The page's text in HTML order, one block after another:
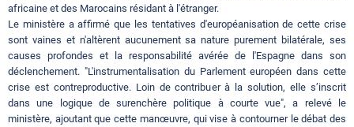
africaine et des Marocains résidant à l'étranger.
Le ministère a affirmé que les tentatives d'européanisation de cette crise
sont vaines et n'altèrent aucunement sa nature purement bilatérale, ses
causes profondes et la responsabilité avérée de l'Espagne dans son
déclenchement. "L'instrumentalisation du Parlement européen dans cette
crise est contreproductive. Loin de contribuer à la solution, elle s’inscrit
dans une logique de surenchère politique à courte vue", a relevé le
ministère, ajoutant que cette manœuvre, qui vise à contourner le débat des